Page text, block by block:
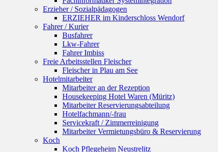
Erzieher / Sozialpädagogen
ERZIEHER im Kinderschloss Wendorf
Fahrer / Kurier
Busfahrer
Lkw-Fahrer
Fahrer Imbiss
Freie Arbeitsstellen Fleischer
Fleischer in Plau am See
Hotelmitarbeiter
Mitarbeiter an der Rezeption
Housekeeping Hotel Waren (Müritz)
Mitarbeiter Reservierungsabteilung
Hotelfachmann/-frau
Servicekraft / Zimmerreinigung
Mitarbeiter Vermietungsbüro & Reservierung
Koch
Koch Pflegeheim Neustrelitz